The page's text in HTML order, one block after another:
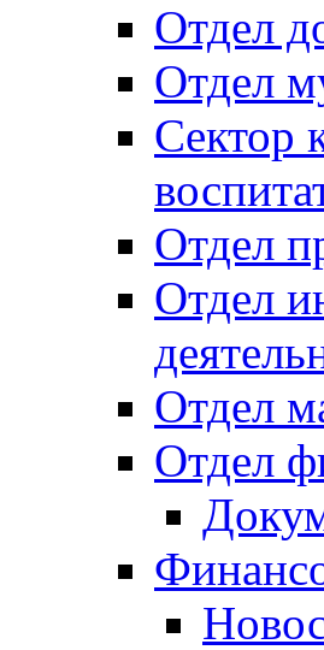
Отдел
Отдел
Сектор
Отдел
Отдел
Отдел
Отдел